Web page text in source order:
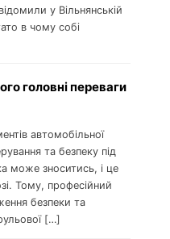
у Вільнянській
в чому собі
головні переваги
автомобільної
та безпеку під
може зноситись, і це
Тому, професійний
безпеки та
[…]